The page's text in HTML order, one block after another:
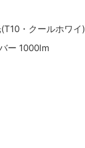
・クールホワイ)
ー 1000lm